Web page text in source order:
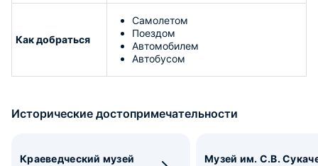
Как добраться
Самолетом
Поездом
Автомобилем
Автобусом
Исторические достопримечательности
Краеведческий музей
Музей им. С.В.